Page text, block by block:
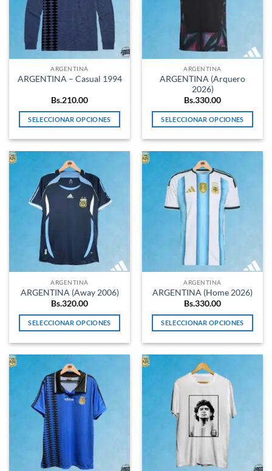
ARGENTINA
ARGENTINA – Casual 1994
Bs.210.00
SELECCIONAR OPCIONES
tiene
múltiples
variantes.
Las
opciones
pueden
elegir
la
página
de
ARGENTINA
ARGENTINA (Arquero
2026)
Bs.330.00
SELECCIONAR OPCIONES
tiene
múltiples
variantes.
Las
opciones
pueden
elegir
la
página
de
ARGENTINA
ARGENTINA (Away 2006)
Bs.320.00
SELECCIONAR OPCIONES
tiene
múltiples
variantes.
Las
opciones
en
ARGENTINA
ARGENTINA (Home 2026)
Bs.330.00
SELECCIONAR OPCIONES
tiene
múltiples
variantes.
Las
opciones
se
pueden
elegir
en